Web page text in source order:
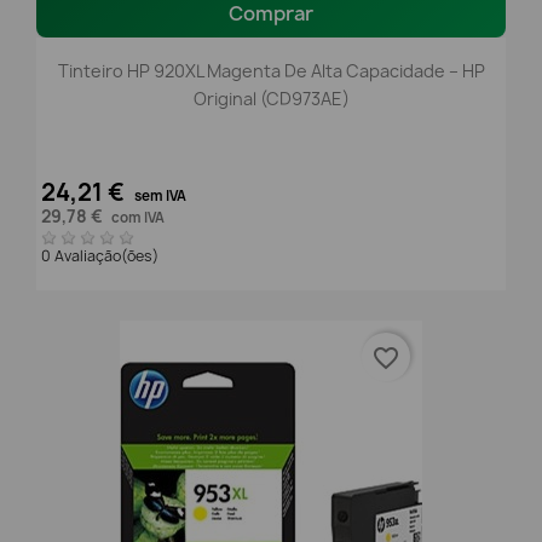
Comprar
Tinteiro HP 920XL Magenta De Alta Capacidade – HP
Original (CD973AE)
24,21 € sem IVA
29,78 € com IVA
0 Avaliação(ões)
favorite_border